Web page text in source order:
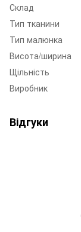
Склад
Тип тканини
Тип малюнка
Висота/ширина
Щільність
Виробник
Відгуки